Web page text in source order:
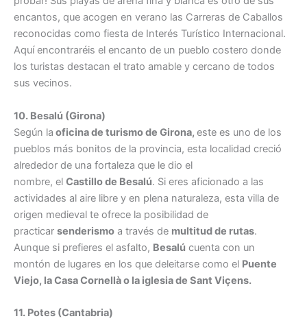
encantos, que acogen en verano las Carreras de Caballos
reconocidas como fiesta de Interés Turístico Internacional.
Aquí encontraréis el encanto de un pueblo costero donde
los turistas destacan el trato amable y cercano de todos
sus vecinos.
10. Besalú (Girona)
Según la oficina de turismo de Girona, este es uno de los
pueblos más bonitos de la provincia, esta localidad creció
alrededor de una fortaleza que le dio el
nombre, el Castillo de Besalú. Si eres aficionado a las
actividades al aire libre y en plena naturaleza, esta villa de
origen medieval te ofrece la posibilidad de
practicar senderismo a través de multitud de rutas.
Aunque si prefieres el asfalto, Besalú cuenta con un
montón de lugares en los que deleitarse como el Puente
Viejo, la Casa Cornellà o la iglesia de Sant Viçens.
11. Potes (Cantabria)